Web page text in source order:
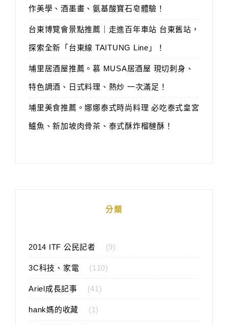
作美學、酒墨畫、氨基酸寶石皂體驗！
台東博覽會景點推薦｜走進百年車站 台東舊站，
探索全新「台東線 TAITUNG Line」！
埔里居酒屋推薦。慕 MUSA居酒屋 現切刺身、
特色調酒、日式料理、熱炒 一次滿足！
埔里美食推薦。娜娜泰式時尚料理 必吃泰式皇宮
鱸魚、新加坡肉骨茶、泰式酥炸榴槤酥！
分類
2014 ITF 公民記者 (9)
3C科技、家電 (110)
Ariel成長記事 (41)
hank媽的收藏 (1)